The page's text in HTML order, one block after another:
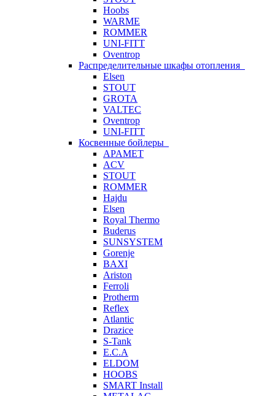
Hoobs
WARME
ROMMER
UNI-FITT
Oventrop
Распределительные шкафы отопления
Elsen
STOUT
GROTA
VALTEC
Oventrop
UNI-FITT
Косвенные бойлеры
APAMET
ACV
STOUT
ROMMER
Hajdu
Elsen
Royal Thermo
Buderus
SUNSYSTEM
Gorenje
BAXI
Ariston
Ferroli
Protherm
Reflex
Atlantic
Drazice
S-Tank
E.C.A
ELDOM
HOOBS
SMART Install